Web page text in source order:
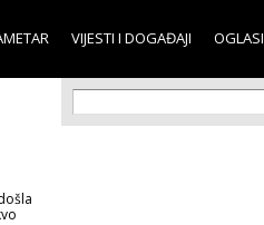
VIJESTI I DOGAĐAJI OGLASI
Search form
Search